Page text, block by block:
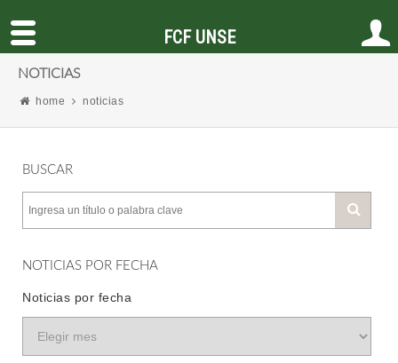
NOTICIAS
home noticias
BUSCAR
NOTICIAS POR FECHA
Noticias por fecha
FCF UNSE